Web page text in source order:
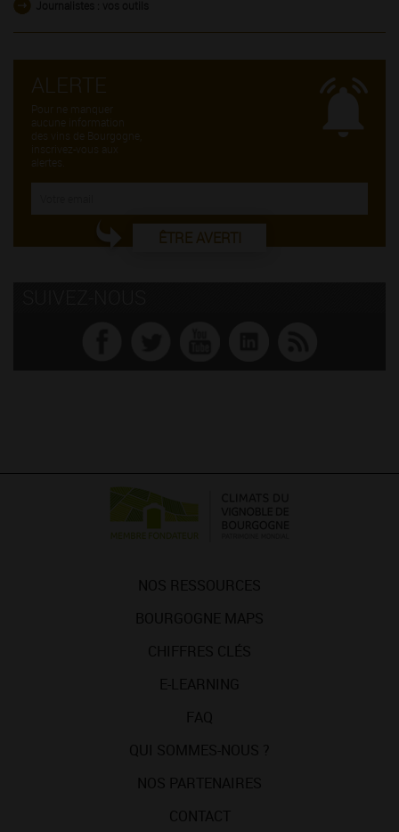
ALERTE
Pour ne manquer
aucune information
des vins de Bourgogne,
inscrivez-vous aux
alertes.
ÊTRE AVERTI